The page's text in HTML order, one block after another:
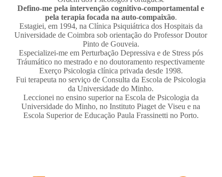
Defino-me pela intervenção cognitivo-comportamental e
pela terapia focada na auto-compaixão.
Estagiei, em 1994, na Clínica Psiquiátrica dos Hospitais da
Universidade de Coimbra sob orientação do Professor Doutor
Pinto de Gouveia.
Especializei-me em Perturbação Depressiva e de Stress pós
Tráumático no mestrado e no doutoramento respectivamente
Exerço Psicologia clínica privada desde 1998.
Fui terapeuta no serviço de Consulta da Escola de Psicologia
da Universidade do Minho.
Leccionei no ensino superior na Escola de Psicologia da
Universidade do Minho, no Instituto Piaget de Viseu e na
Escola Superior de Educação Paula Frassinetti no Porto.